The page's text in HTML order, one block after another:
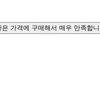
가격에 구매해서 매우 만족합